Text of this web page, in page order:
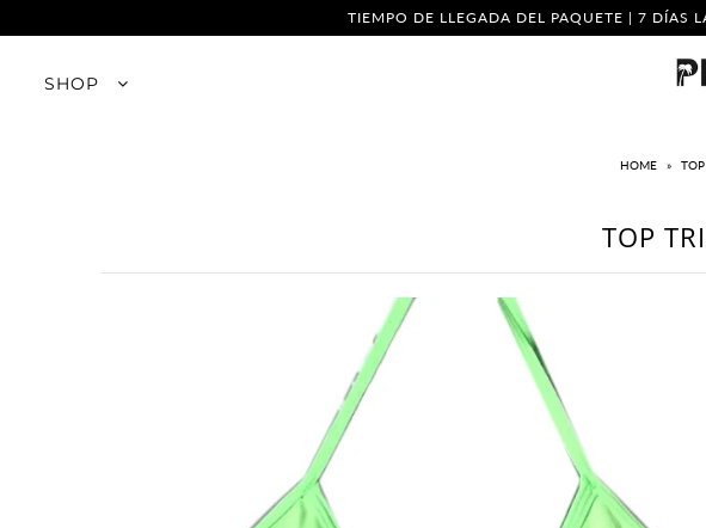
TIEMPO DE LLEGADA DEL PAQUETE | 7 DÍAS
SHOP
HOME »
TOP